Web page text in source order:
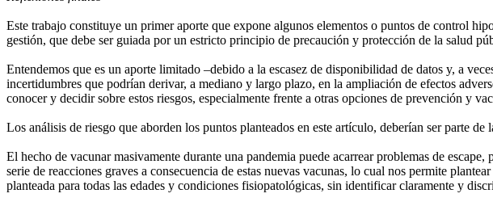
Este trabajo constituye un primer aporte que expone algunos elementos o puntos de control
gestión, que debe ser guiada por un estricto principio de precaución y protección de la salud
Entendemos que es un aporte limitado –debido a la escasez de disponibilidad de datos y, a
incertidumbres que podrían derivar, a mediano y largo plazo, en la ampliación de efectos
conocer y decidir sobre estos riesgos, especialmente frente a otras opciones de prevención y
Los análisis de riesgo que aborden los puntos planteados en este artículo, deberían ser parte
El hecho de vacunar masivamente durante una pandemia puede acarrear problemas de
serie de reacciones graves a consecuencia de estas nuevas vacunas, lo cual nos permite
planteada para todas las edades y condiciones fisiopatológicas, sin identificar claramente y